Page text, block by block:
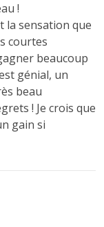
!
la sensation que
courtes
beaucoup
génial, un
beau
! Je crois que
gain si